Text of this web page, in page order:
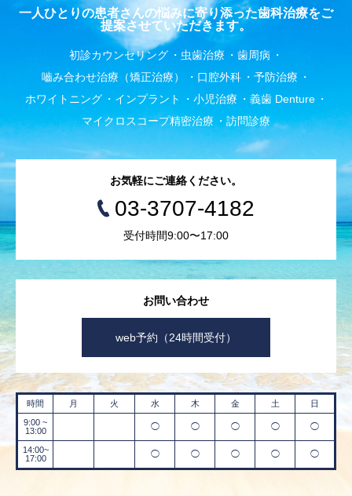
一人ひとりの患者さんの悩みに寄り添った歯科治療をご
提案させていただきます。
初診カウンセリング 虫歯治療
歯周病
嚙み合わせ治療（矯正治療）
口腔外科
予防治療
ホワイトニング
インプラント 小児治療
義歯 Denture
マイクロスコープ精密治療
訪問診療
お問い合わせ
web予約（24時間受付）
お気軽にご連絡ください。
03-3707-4182
受付時間9:00〜17:00
時間 月 火 水 木 金 土
日
9:00 ~
13:00
◯ ◯ ◯ ◯ ◯
14:00~
17:00
◯ ◯ ◯ ◯ ◯